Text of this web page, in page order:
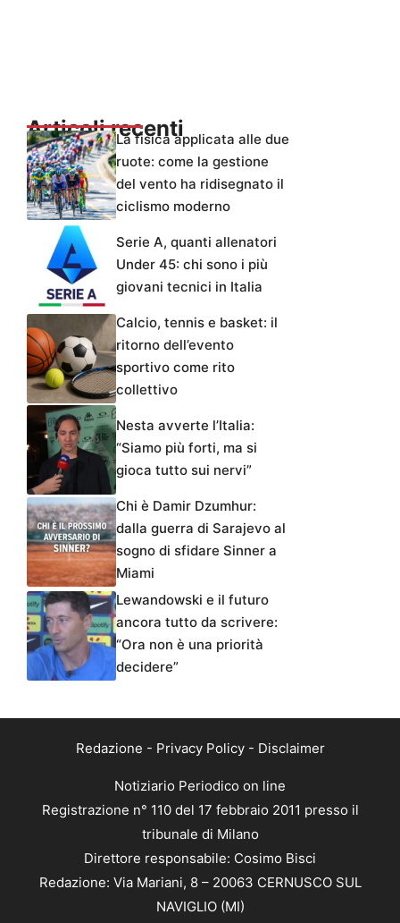
Articoli recentiLa fisica applicata alle due
ruote: come la gestione
del vento ha ridisegnato il
ciclismo moderno
Serie A, quanti allenatori
Under 45: chi sono i più
giovani tecnici in Italia
Calcio, tennis e basket: il
ritorno dell’evento
sportivo come rito
collettivo
Nesta avverte l’Italia:
“Siamo più forti, ma si
gioca tutto sui nervi”
Chi è Damir Dzumhur:
dalla guerra di Sarajevo al
sogno di sfidare Sinner a
Miami
Lewandowski e il futuro
ancora tutto da scrivere:
“Ora non è una priorità
decidere”
Redazione - Privacy Policy- Disclaimer
Notiziario Periodico on line
Registrazione n° 110 del 17 febbraio 2011 presso il
tribunale di Milano
Direttore responsabile: Cosimo Bisci
Redazione: Via Mariani, 8 – 20063 CERNUSCO SUL
NAVIGLIO (MI)